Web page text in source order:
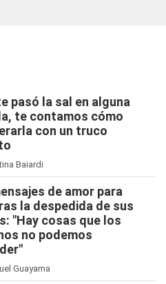
pasó la sal en alguna
te contamos cómo
con un truco
Baiardi
de amor para
la despedida de sus
"Hay cosas que los
no podemos
Guayama